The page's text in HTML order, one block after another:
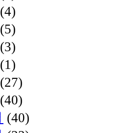
(4)
(5)
(3)
(1)
(27)
(40)
(40)